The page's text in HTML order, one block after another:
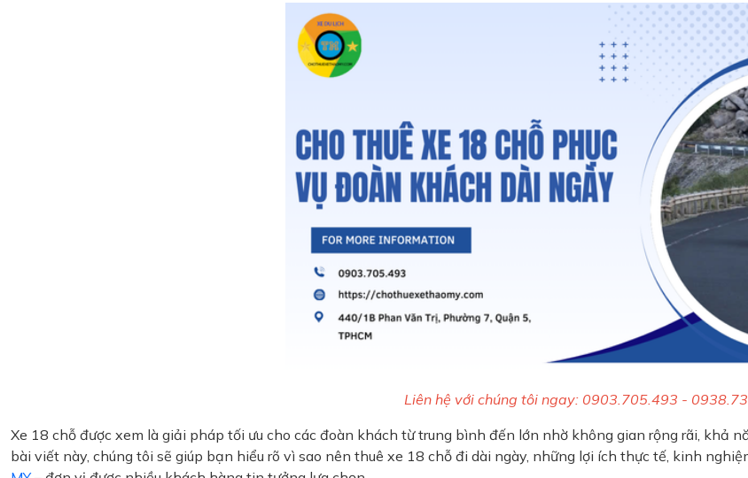
Liên hệ với chúng tôi ngay: 0903.705.493 -
Xe 18 chỗ được xem là giải pháp tối ưu cho các đoàn khách từ trung bình đến lớn nhờ không gian rộng rãi, khả
bài viết này, chúng tôi sẽ giúp bạn hiểu rõ vì sao nên thuê xe 18 chỗ đi dài ngày, những lợi ích thực tế, kinh